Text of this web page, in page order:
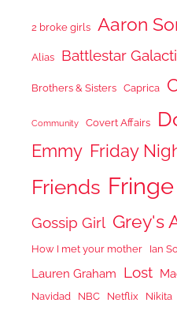
2 broke girls Aaron
Alias Battlestar
Brothers & Sisters Caprica
Community Covert Affairs
Emmy Friday
Friends Fringe
Gossip Girl Grey's
How I met your mother Ian
Lauren Graham Lost
Navidad NBC Netflix Nikita